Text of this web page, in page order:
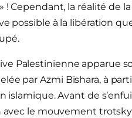
! Cependant, la réalité de
possible à la libération
Palestinienne apparue
par Azmi Bishara, à
Avant de
avec le mouvement